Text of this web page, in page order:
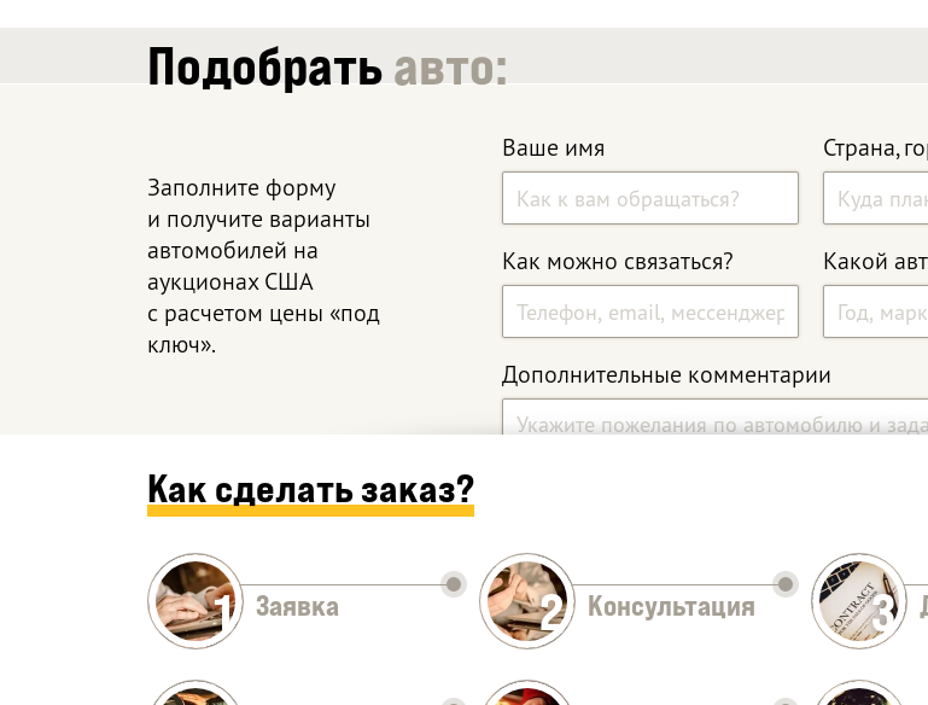
Подобратьавто:
Заполните форму
и получите варианты
автомобилей на
аукционах США
с расчетом цены «под
ключ».
Ваше имя Страна,
Как можно связаться? Какой
Дополнительные комментарии
Оставить заявку
Как сделать заказ?
1 Заявка 2 Консультация 3